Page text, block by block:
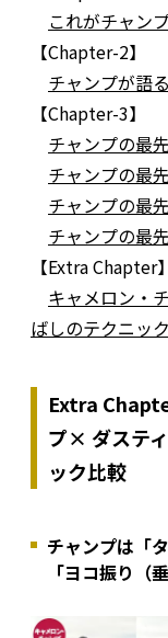
これがチャン
【Chapter-2】
チャンプが語
【Chapter-3】
チャンプの最
チャンプの最
チャンプの最
チャンプの最
【Extra Chapter】
キャメロン・
ばしのテクニッ
Extra
プ× ダステ
ック比較
チャンプは「
「ヨコ振り（